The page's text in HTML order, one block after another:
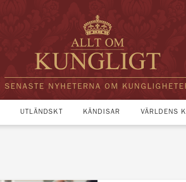
SENASTE NYHETERNA OM
UTLÄNDSKT KÄNDISAR VÄRLDENS